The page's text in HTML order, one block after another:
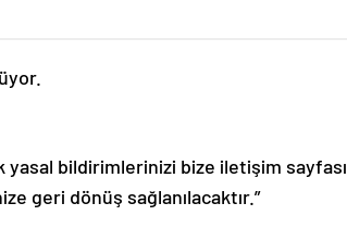
yasal bildirimlerinizi bize iletişim sayfası
geri dönüş sağlanılacaktır.”